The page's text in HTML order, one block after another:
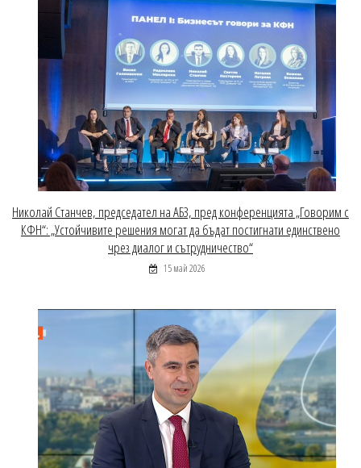
Николай Станчев, председател на АБЗ, пред конференцията „Говорим с
КФН“: „Устойчивите решения могат да бъдат постигнати единствено
чрез диалог и сътрудничество“
15 май 2026